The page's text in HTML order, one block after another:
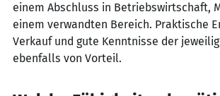
einem Abschluss in Betriebswirtschaft,
einem verwandten Bereich. Praktische
Verkauf und gute Kenntnisse der
ebenfalls von Vorteil.